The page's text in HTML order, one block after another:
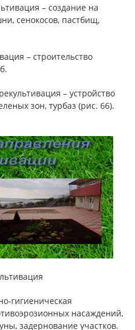
– создание на
сенокосов, пастбищ,
– строительство
– устройство
зон, турбаз (рис. 66).
гигиеническая
насаждений,
задернование участков.